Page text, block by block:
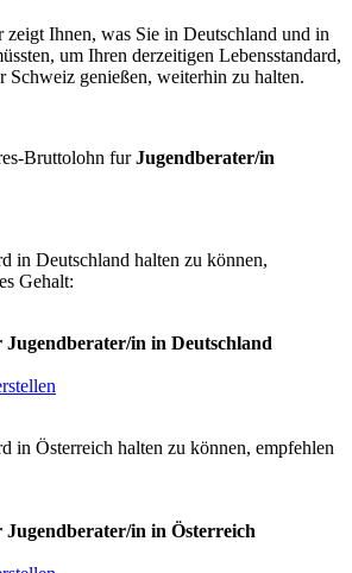
Ihnen, was Sie in Deutschland und in
um Ihren derzeitigen Lebensstandard,
Schweiz genießen, weiterhin zu halten.
Bruttolohn furJugendberater/in
in Deutschland halten zu können,
Gehalt:
Jugendberater/in in Deutschland
in Österreich halten zu können, empfehlen
Jugendberater/in in Österreich